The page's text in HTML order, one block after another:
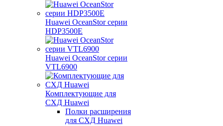
Huawei OceanStor серии
HDP3500E
Huawei OceanStor серии
VTL6900
Комплектующие для
СХД Huawei
Полки расширения
для СХД Huawei